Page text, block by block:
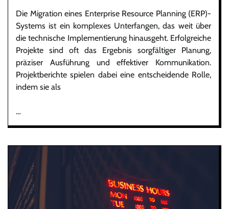
Die Migration eines Enterprise Resource Planning (ERP)-
Systems ist ein komplexes Unterfangen, das weit über
die technische Implementierung hinausgeht. Erfolgreiche
Projekte sind oft das Ergebnis sorgfältiger Planung,
präziser Ausführung und effektiver Kommunikation.
Projektberichte spielen dabei eine entscheidende Rolle,
indem sie als
…